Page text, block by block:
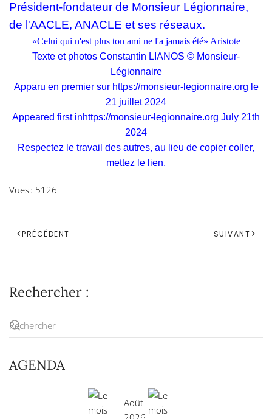
Président-fondateur de Monsieur Légionnaire,
de l'AACLE, ANACLE et ses réseaux.
«Celui qui n'est plus ton ami ne l'a jamais été» Aristote
Texte et photos Constantin LIANOS © Monsieur-
Légionnaire
Apparu en premier sur https://monsieur-legionnaire.org le
21 juillet 2024
Appeared first inhttps://monsieur-legionnaire.org July 21th
2024
Respectez le travail des autres, au lieu de copier coller,
mettez le lien.
Vues : 5126
PRÉCÉDENT SUIVANT
Rechercher :
AGENDA
Août